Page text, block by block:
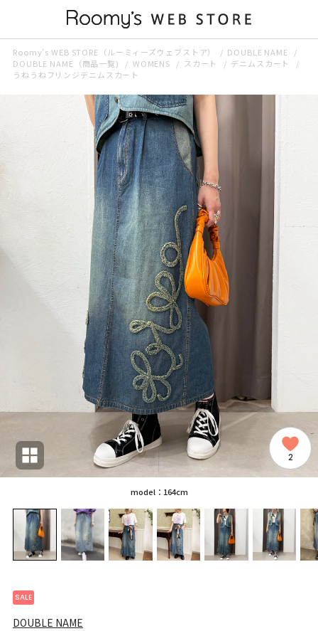
Roomy’s WEB STORE（ルーミィーズウェブストア）
DOUBLE NAME
DOUBLE NAME（商品一覧)
WOMENS スカート
デニムスカート
うねうねフリンジデニムスカート
2
model：164cm
SALE
DOUBLE NAME